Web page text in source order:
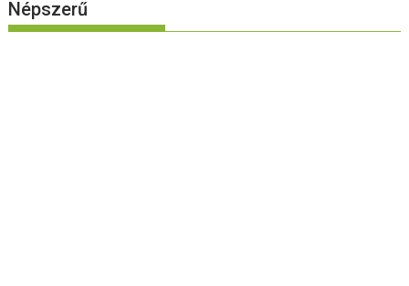
Népszerű